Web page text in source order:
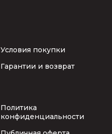
Условия покупки
Гарантии и возврат
Политика
конфиденциальности